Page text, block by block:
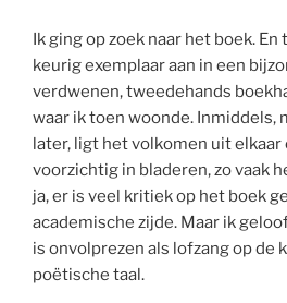
Ik ging op zoek naar het boek.
keurig exemplaar aan in een
verdwenen, tweedehands
waar ik toen woonde. Inmiddels,
later, ligt het volkomen uit
voorzichtig in bladeren, zo vaak
ja, er is veel kritiek op het boek
academische zijde. Maar ik
is onvolprezen als lofzang op de
poëtische taal.